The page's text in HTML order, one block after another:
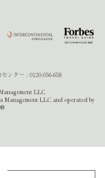
ンター : 0120-056-658
LLC
Management LLC and operated by